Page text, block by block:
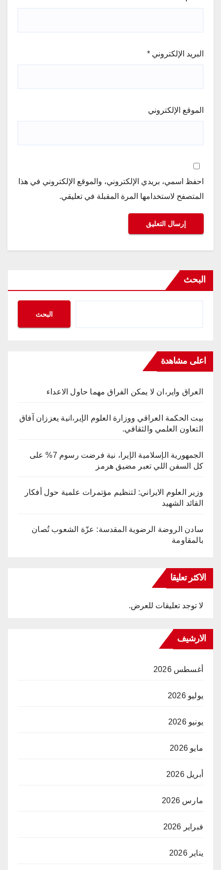
البريد الإلكتروني *
الموقع الإلكتروني
احفظ اسمي، بريدي الإلكتروني، والموقع الإلكتروني في هذا
المتصفح لاستخدامها المرة المقبلة في تعليقي.
البحث
البحث
اعلى مشاهدة
العراق واير،ان لا يمكن الفراق مهما حاول الاعداء
بيت الحكمة العراقي ووزارة العلوم الإير،انية يعززان آفاق
التعاون العلمي والثقافي.
الجمهورية الإسلامية الإيرا، نية فرضت رسوم 7% على
كل السفن اللي تعبر مضيق هرمز
وزير العلوم الايراني: لتنظيم مؤتمرات علمية حول أفكار
القائد الشهيد
سادن الروضة الرضوية المقدسة: عزّة الشعوب تُصان
بالمقاومة
الاكثر تعليقا
لا توجد تعليقات للعرض.
الارشيف
أغسطس 2026
يوليو 2026
يونيو 2026
مايو 2026
أبريل 2026
مارس 2026
فبراير 2026
يناير 2026